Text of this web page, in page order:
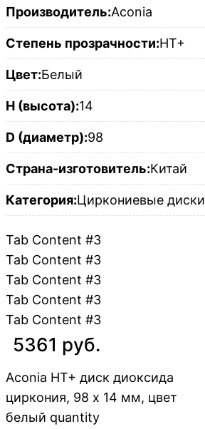
Производитель:Aconia
Степень прозрачности:HT+
Цвет:Белый
H (высота):14
D (диаметр):98
Страна-изготовитель:Китай
Категория:Циркониевые диски
Tab Content #3
Tab Content #3
Tab Content #3
Tab Content #3
Tab Content #3
5361 руб.
Aconia HT+ диск диоксида
циркония, 98 x 14 мм, цвет
белый quantity